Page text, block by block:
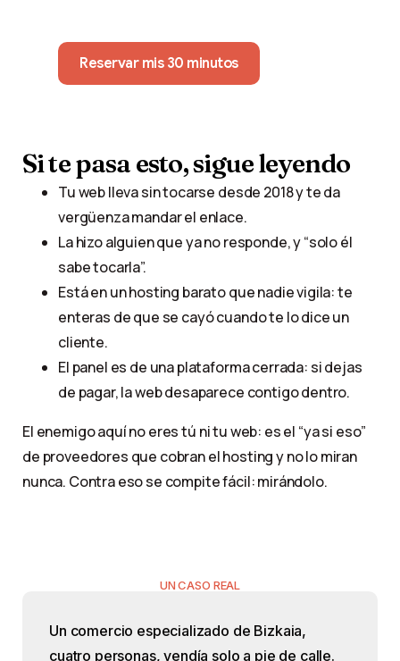
Reservar mis 30 minutos
Sitepasa esto,sigueleyendo
Tu web lleva sin tocarse desde 2018 y te da
vergüenza mandar el enlace.
La hizo alguien que ya no responde, y “solo él
sabe tocarla”.
Está en un hosting barato que nadie vigila: te
enteras de que se cayó cuando te lo dice un
cliente.
El panel es de una plataforma cerrada: si dejas
de pagar, la web desaparece contigo dentro.
El enemigo aquí no eres tú ni tu web: es el “ya si eso”
de proveedores que cobran el hosting y no lo miran
nunca. Contra eso se compite fácil: mirándolo.
UN CASO REAL
Un comercio especializado de Bizkaia,
cuatro personas, vendía solo a pie de calle.